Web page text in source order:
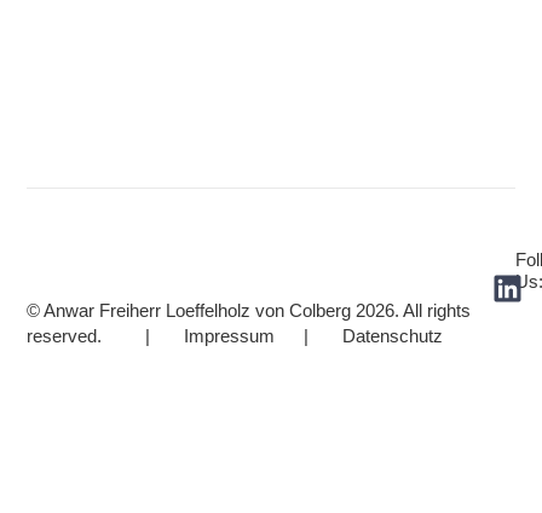
© Anwar Freiherr Loeffelholz von Colberg 2026. All rights
reserved. | Impressum | Datenschutz
Us: